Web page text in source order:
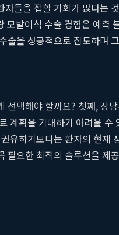
들을 접할 기회가 많다
발이식 수술 경험은 예
술을 성공적으로 집도하며
택해야 할까요? 첫째,
계획을 기대하기 어려울
유하기보다는 환자의 현
요한 최적의 솔루션을 제